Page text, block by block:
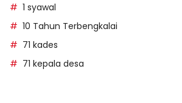
1 syawal
10 Tahun Terbengkalai
71 kades
71 kepala desa